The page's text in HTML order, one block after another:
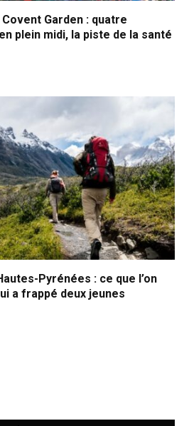
Garden : quatre
plein midi, la piste de la santé
Pyrénées : ce que l’on
a frappé deux jeunes